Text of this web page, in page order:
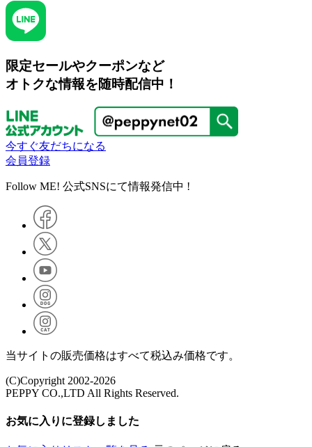
限定セールやクーポンなど
オトクな情報を随時配信中！
今すぐ友だちになる
会員登録
Follow ME! 公式SNSにて情報発信中 !
当サイトの販売価格はすべて税込み価格です。
(C)Copyright 2002-2026
PEPPY CO.,LTD All Rights Reserved.
お気に入りに登録しました